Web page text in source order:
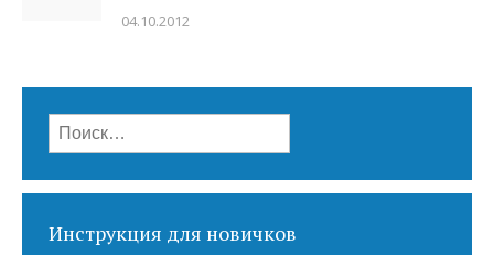
04.10.2012
Найти:
Инструкция для новичков